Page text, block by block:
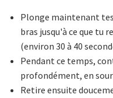
Plonge maintenant
bras jusqu'à ce que tu
(environ 30 à 40
Pendant ce temps,
profondément, en
Retire ensuite